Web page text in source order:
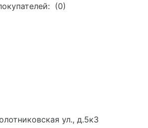
(0)
ул., д.5к3